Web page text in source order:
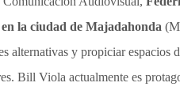
la ciudad de Majadahonda
alternativas y propiciar espacios
Bill Viola actualmente es